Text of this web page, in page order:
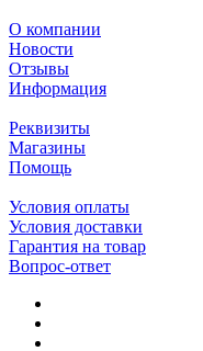
О компании
Новости
Отзывы
Информация
Реквизиты
Магазины
Помощь
Условия оплаты
Условия доставки
Гарантия на товар
Вопрос-ответ